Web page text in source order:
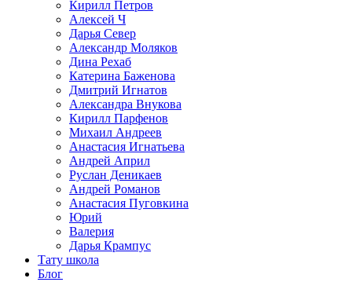
Кирилл Петров
Алексей Ч
Дарья Север
Александр Моляков
Дина Рехаб
Катерина Баженова
Дмитрий Игнатов
Александра Внукова
Кирилл Парфенов
Михаил Андреев
Анастасия Игнатьева
Андрей Април
Руслан Деникаев
Андрей Романов
Анастасия Пуговкина
Юрий
Валерия
Дарья Крампус
Тату школа
Блог